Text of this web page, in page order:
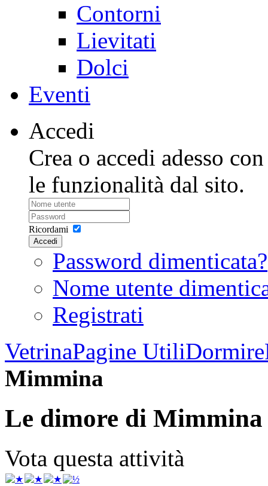
Contorni
Lievitati
Dolci
Eventi
Accedi
Crea o accedi adesso
le funzionalità dal sito.
Ricordami
Accedi
Password dimenticata?
Nome utente
Registrati
VetrinaPagine UtiliDormire
Mimmina
Le dimore di Mimmina
Vota questa attività